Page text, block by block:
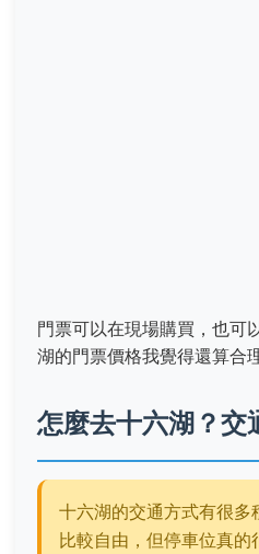
門票可以在現場購買，也可
湖的門票價格我覺得還算合
怎麼去十六湖？交
十六湖的交通方式有很
比較自由，但停車位真的